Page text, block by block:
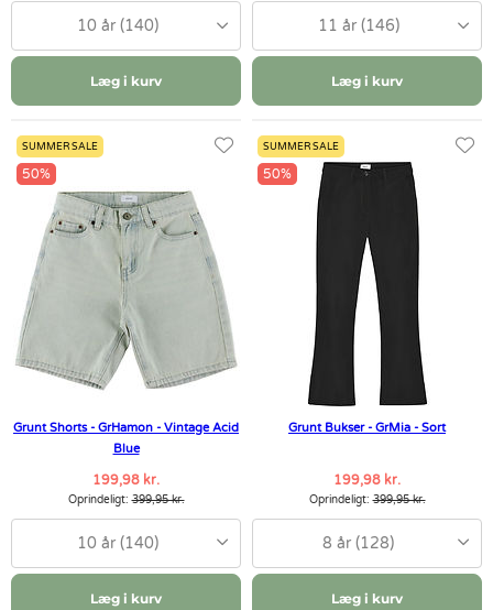
10 år (140)
Læg i kurv
11 år (146)
Læg i kurv
SUMMER SALE
50%
Grunt Shorts - GrHamon - Vintage Acid
Blue
199,98 kr.
Oprindeligt:399,95 kr.
10 år (140)
Læg i kurv
SUMMER SALE
50%
Grunt Bukser - GrMia - Sort
199,98 kr.
Oprindeligt:399,95 kr.
8 år (128)
Læg i kurv